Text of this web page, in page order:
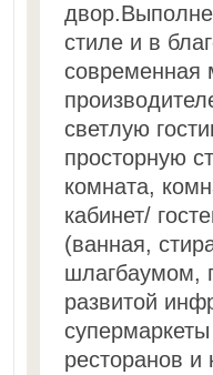
стиле и в
современная
светлую
просторную
комната,
кабинет/
(ванная,
шлагбаумом,
развитой
ресторанов и